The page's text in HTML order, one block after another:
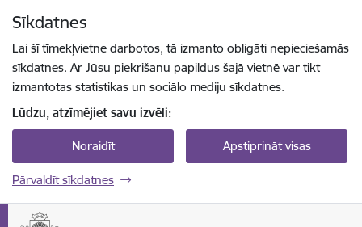
Sīkdatnes
Lai šī tīmekļvietne darbotos, tā izmanto obligāti nepieciešamās
sīkdatnes. Ar Jūsu piekrišanu papildus šajā vietnē var tikt
izmantotas statistikas un sociālo mediju sīkdatnes.
Lūdzu, atzīmējiet savu izvēli:
Noraidīt Apstiprināt visas
Pārvaldīt sīkdatnes